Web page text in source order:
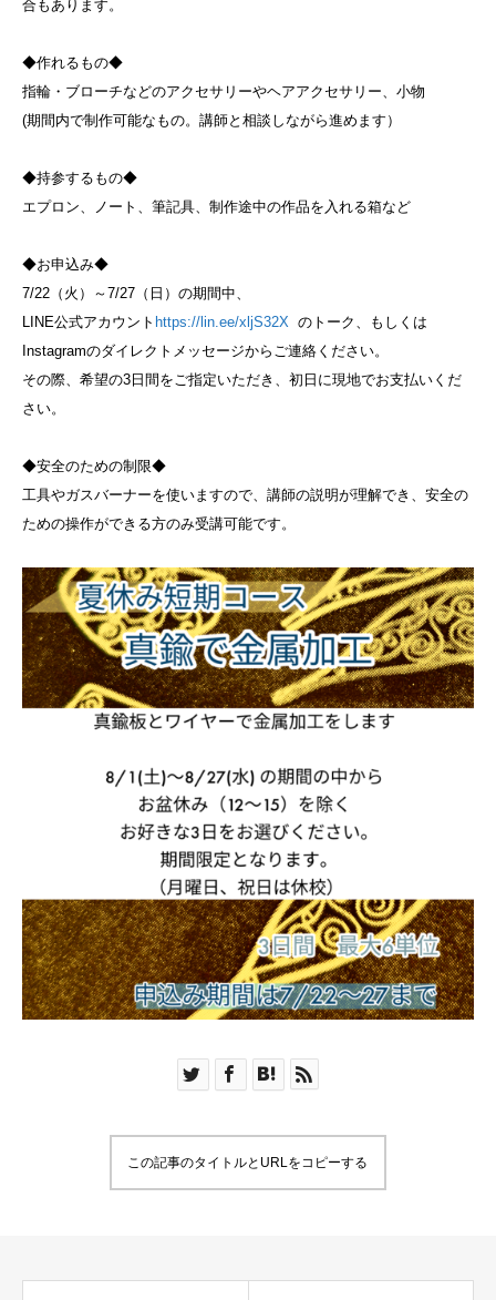
合もあります。
◆作れるもの◆
指輪・ブローチなどのアクセサリーやヘアアクセサリー、小物
(期間内で制作可能なもの。講師と相談しながら進めます）
◆持参するもの◆
エプロン、ノート、筆記具、制作途中の作品を入れる箱など
◆お申込み◆
7/22（火）～7/27（日）の期間中、
LINE公式アカウント https://lin.ee/xljS32X のトーク、もしくは
Instagramのダイレクトメッセージからご連絡ください。
その際、希望の3日間をご指定いただき、初日に現地でお支払いくだ
さい。
◆安全のための制限◆
工具やガスバーナーを使いますので、講師の説明が理解でき、安全の
ための操作ができる方のみ受講可能です。
この記事のタイトルとURLをコピーする